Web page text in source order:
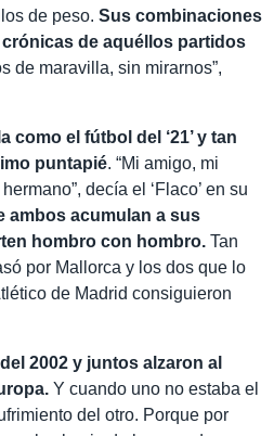
de peso. Sus combinaciones
de aquéllos partidos
de maravilla, sin mirarnos”,
como el fútbol del ‘21’ y tan
puntapié. “Mi amigo, mi
decía el ‘Flaco’ en su
ambos acumulan a sus
hombro con hombro. Tan
por Mallorca y los dos que lo
de Madrid consiguieron
2002 y juntos alzaron al
Y cuando uno no estaba el
del otro. Porque por